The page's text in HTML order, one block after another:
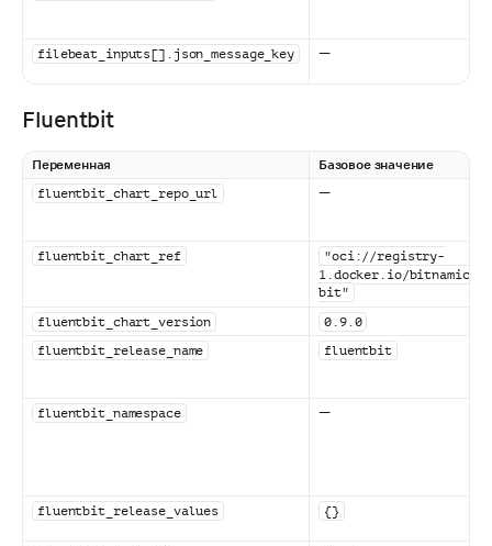
filebeat_inputs[].json_message_key —
Fluentbit
Переменная
Базовое значение
fluentbit_chart_repo_url
—
fluentbit_chart_ref
"oci://registry-
1.docker.io/
bit"
fluentbit_chart_version
0.9.0
fluentbit_release_name
fluentbit
fluentbit_namespace —
fluentbit_release_values {}